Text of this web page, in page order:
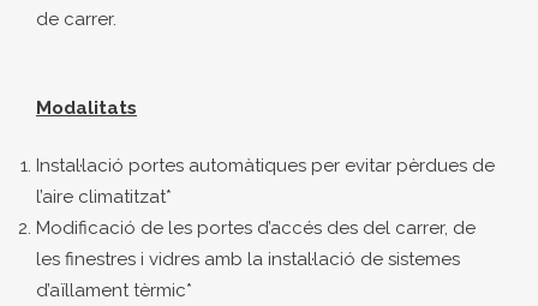
de carrer.
Modalitats
Instal·lació portes automàtiques per evitar pèrdues de
l’aire climatitzat*
Modificació de les portes d’accés des del carrer, de
les finestres i vidres amb la instal·lació de sistemes
d’aïllament tèrmic*